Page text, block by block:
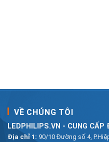
VỀ CHÚNG TÔI
LEDPHILIPS.VN - CUNG CẤP
Địa chỉ 1: 90/10 Đường số 4,